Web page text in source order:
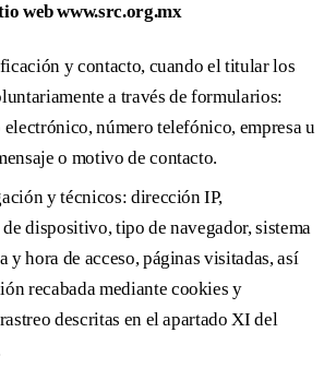
web www.src.org.mx
y contacto, cuando el titular los
a través de formularios:
número telefónico, empresa u
o motivo de contacto.
y técnicos: dirección IP,
dispositivo, tipo de navegador, sistema
y hora de acceso, páginas visitadas, así
recabada mediante cookies y
descritas en el apartado XI del